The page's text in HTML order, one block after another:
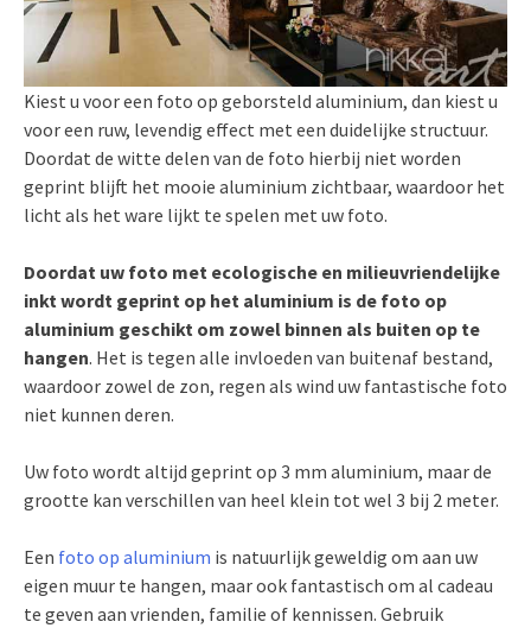
Kiest u voor een foto op geborsteld aluminium, dan kiest u
voor een ruw, levendig effect met een duidelijke structuur.
Doordat de witte delen van de foto hierbij niet worden
geprint blijft het mooie aluminium zichtbaar, waardoor het
licht als het ware lijkt te spelen met uw foto.
Doordat uw foto met ecologische en milieuvriendelijke
inkt wordt geprint op het aluminium is de foto op
aluminium geschikt om zowel binnen als buiten op te
hangen. Het is tegen alle invloeden van buitenaf bestand,
waardoor zowel de zon, regen als wind uw fantastische foto
niet kunnen deren.
Uw foto wordt altijd geprint op 3 mm aluminium, maar de
grootte kan verschillen van heel klein tot wel 3 bij 2 meter.
Een foto op aluminium is natuurlijk geweldig om aan uw
eigen muur te hangen, maar ook fantastisch om al cadeau
te geven aan vrienden, familie of kennissen. Gebruik